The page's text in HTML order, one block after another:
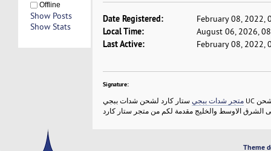
Offline
Show Posts
Show Stats
Date Registered: February 08, 2022,
Local Time: August 06, 2026,
Last Active: February 08, 2022,
Signature:
متجر شدات ببجيستار كارد لشحن شدات ببجي UC الرسمي - مع افضل اسعار شحن
الاوسط والخليج مقدمة لكم من متجر ستار كارد
Theme